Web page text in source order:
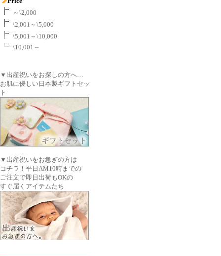
～\2,000
\2,001～\5,000
\5,001～\10,000
\10,001～
▼出産祝いをお探しの方へ…
お肌に優しい日本製ギフトセッ
ト
▼出産祝いをお急ぎの方は
コチラ！平日AM10時までの
ご注文で即日出荷もOKの
すぐ届くアイテムたち